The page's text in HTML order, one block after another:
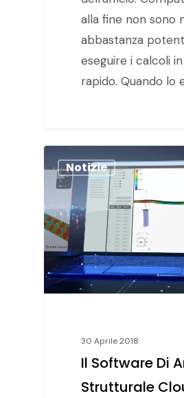
alla fine non sono
abbastanza
eseguire i calcoli
rapido. Quando lo
Notizie
30 Aprile 2018
Il Software Di
Strutturale